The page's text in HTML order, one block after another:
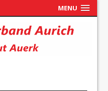
MENU